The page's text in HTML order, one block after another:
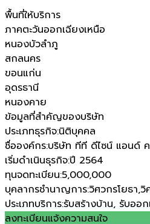
พื้นที่ให้บริการ
ภาคตะวันออกเฉียงเหนือ
หนองบัวลำภู
สกลนคร
ขอนแก่น
อุดรธานี
หนองคาย
ข้อมูลที่สำคัญของบริษัท
ประเภทธุรกิจ:นิติบุคคล
ชื่อองค์กร:บริษัท ทีที ดีไซน์ แอนด์
เริ่มดำเนินธุรกิจ:ปี 2564
ทุนจดทะเบียน:5,000,000
บุคลากรชำนาญการ:วิศวกรโยธา,
ประเภทบริการ:รับสร้างบ้าน, รับออ
ลงทะเบียนแจ้งความสนใจ